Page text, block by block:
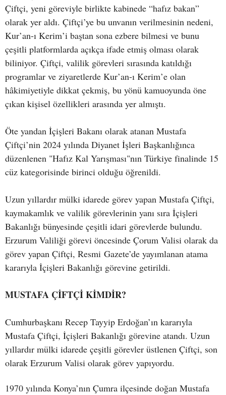
Çiftçi, yeni göreviyle birlikte kabinede “hafız bakan”
olarak yer aldı. Çiftçi’ye bu unvanın verilmesinin nedeni,
Kur’an-ı Kerim’i baştan sona ezbere bilmesi ve bunu
çeşitli platformlarda açıkça ifade etmiş olması olarak
biliniyor. Çiftçi, valilik görevleri sırasında katıldığı
programlar ve ziyaretlerde Kur’an-ı Kerim’e olan
hâkimiyetiyle dikkat çekmiş, bu yönü kamuoyunda öne
çıkan kişisel özellikleri arasında yer almıştı.
Öte yandan İçişleri Bakanı olarak atanan Mustafa
Çiftçi’nin 2024 yılında Diyanet İşleri Başkanlığınca
düzenlenen "Hafız Kal Yarışması"nın Türkiye finalinde 15
cüz kategorisinde birinci olduğu öğrenildi.
Uzun yıllardır mülki idarede görev yapan Mustafa Çiftçi,
kaymakamlık ve valilik görevlerinin yanı sıra İçişleri
Bakanlığı bünyesinde çeşitli idari görevlerde bulundu.
Erzurum Valiliği görevi öncesinde Çorum Valisi olarak da
görev yapan Çiftçi, Resmi Gazete’de yayımlanan atama
kararıyla İçişleri Bakanlığı görevine getirildi.
MUSTAFA ÇİFTÇİ KİMDİR?
Cumhurbaşkanı Recep Tayyip Erdoğan’ın kararıyla
Mustafa Çiftçi, İçişleri Bakanlığı görevine atandı. Uzun
yıllardır mülki idarede çeşitli görevler üstlenen Çiftçi, son
olarak Erzurum Valisi olarak görev yapıyordu.
1970 yılında Konya’nın Çumra ilçesinde doğan Mustafa